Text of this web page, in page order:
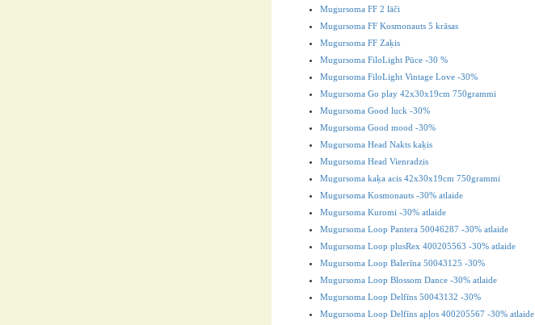
Mugursoma FF 2 lāči
Mugursoma FF Kosmonauts 5 krāsas
Mugursoma FF Zaķis
Mugursoma FiloLight Pūce -30 %
Mugursoma FiloLight Vintage Love -30%
Mugursoma Go play 42x30x19cm 750grammi
Mugursoma Good luck -30%
Mugursoma Good mood -30%
Mugursoma Head Nakts kaķis
Mugursoma Head Vienradzis
Mugursoma kaķa acis 42x30x19cm 750grammi
Mugursoma Kosmonauts -30% atlaide
Mugursoma Kuromi -30% atlaide
Mugursoma Loop Pantera 50046287 -30% atlaide
Mugursoma Loop plusRex 400205563 -30% atlaide
Mugursoma Loop Balerīna 50043125 -30%
Mugursoma Loop Blossom Dance -30% atlaide
Mugursoma Loop Delfīns 50043132 -30%
Mugursoma Loop Delfīns apļos 400205567 -30% atlaide